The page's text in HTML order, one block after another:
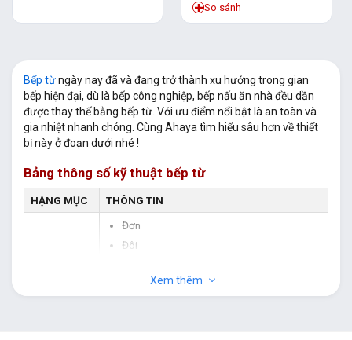
So sánh
Bếp từngày nay đã và đang trở thành xu hướng trong gian
bếp hiện đại, dù là bếp công nghiệp, bếp nấu ăn nhà đều dần
được thay thế bằng bếp từ. Với ưu điểm nổi bật là an toàn và
gia nhiệt nhanh chóng. Cùng Ahaya tìm hiểu sâu hơn về thiết
bị này ở đoạn dưới nhé !
Bảng thông số kỹ thuật bếp từ
HẠNG MỤC THÔNG TIN
Đơn
Đôi
4 vùng nấu trở lên
Xem thêm